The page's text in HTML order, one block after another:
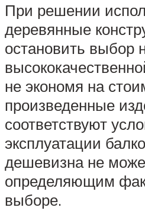
При решении
деревянные
остановить выбор
не экономя на
произведенные
соответствуют
эксплуатации
дешевизна не
определяющим
выборе.